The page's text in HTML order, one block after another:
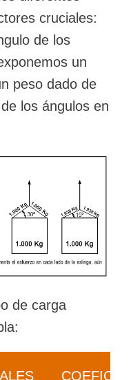
cruciales:
de los
un
peso dado de
los ángulos en
de carga